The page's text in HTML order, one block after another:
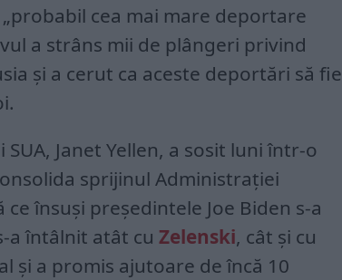
cea mai mare deportare
a strâns mii de plângeri privind
și a cerut ca aceste deportări să fie
Janet Yellen, a sosit luni într-o
sprijinul Administrației
însuși președintele Joe Biden s-a
a întâlnit atât cu Zelenski, cât și cu
și a promis ajutoare de încă 10